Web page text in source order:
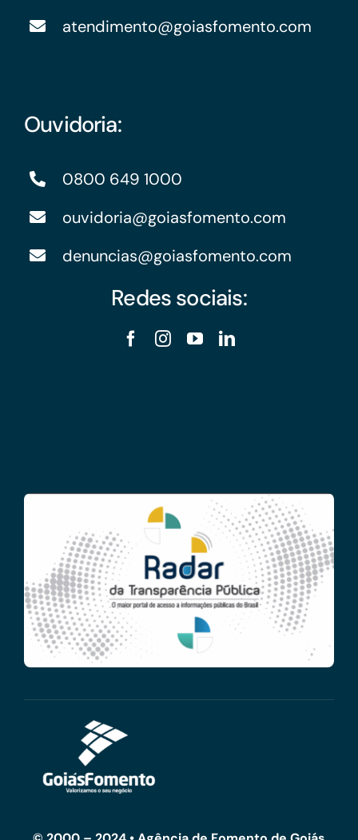
atendimento@goiasfomento.com
Ouvidoria:
0800 649 1000
ouvidoria@goiasfomento.com
denuncias@goiasfomento.com
Redes sociais: